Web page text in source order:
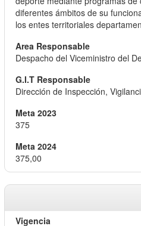
diferentes ámbitos de su
los entes territoriales
Despacho del Viceministro del
Dirección de Inspección,
375
375,00